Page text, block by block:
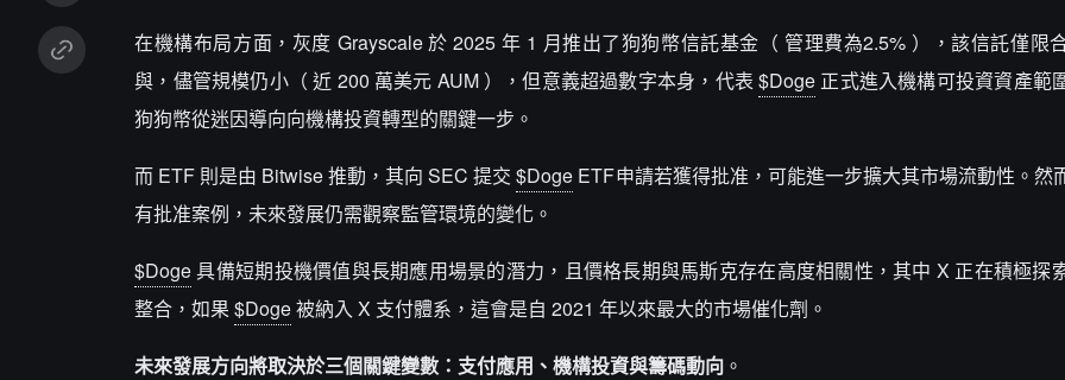
在機構布局方面，灰度 Grayscale 於 2025 年 1 月推出了狗狗幣信託基金（ 管理費為2.5% ），該信託僅限
與，儘管規模仍小（ 近 200 萬美元 AUM ），但意義超過數字本身，代表$Doge 正式進入機構可投資資產範
狗狗幣從迷因導向向機構投資轉型的關鍵一步。
而 ETF 則是由 Bitwise 推動，其向 SEC 提交$Doge ETF申請若獲得批准，可能進一步擴大其市場流動性。然
有批准案例，未來發展仍需觀察監管環境的變化。
$Doge具備短期投機價值與長期應用場景的潛力，且價格長期與馬斯克存在高度相關性，其中 X 正在積極探
整合，如果$Doge被納入 X 支付體系，這會是自 2021 年以來最大的市場催化劑。
未來發展方向將取決於三個關鍵變數：支付應用、機構投資與籌碼動向 。